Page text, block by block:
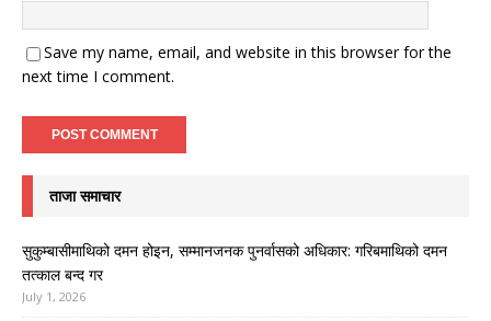
Save my name, email, and website in this browser for the
next time I comment.
ताजा समाचार
सुकुम्बासीमाथिको दमन होइन, सम्मानजनक पुनर्वासको अधिकार: गरिबमाथिको दमन
तत्काल बन्द गर
July 1, 2026